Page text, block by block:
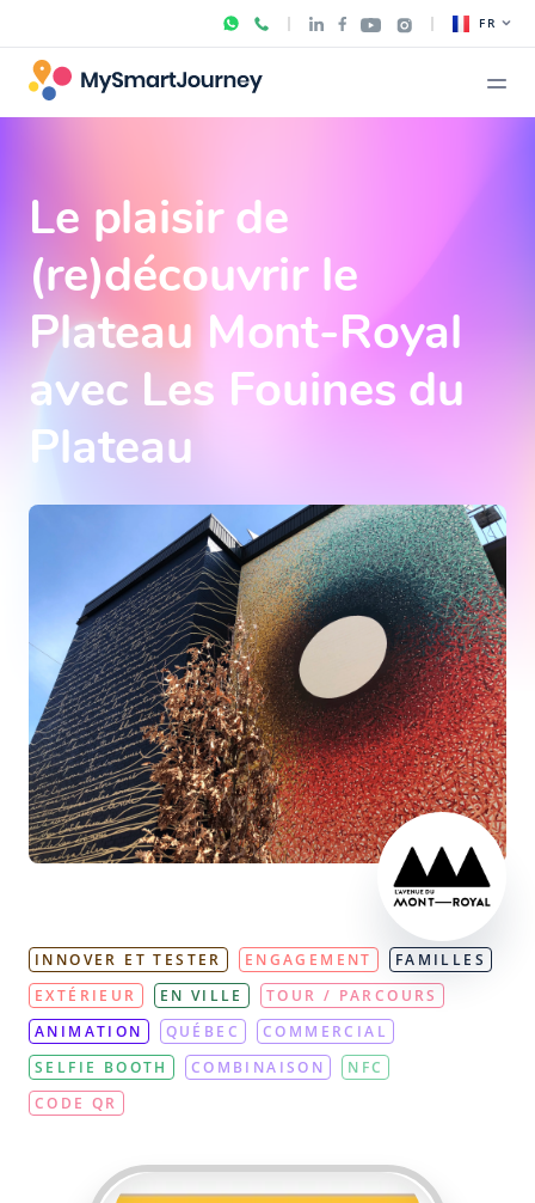
FR
Le plaisir de
(re)découvrir le
Plateau Mont-Royal
avec Les Fouines du
Plateau
INNOVER ET TESTER ENGAGEMENT
FAMILLES
EXTÉRIEUR
EN VILLE
TOUR / PARCOURS
ANIMATION
QUÉBEC
COMMERCIAL
SELFIE BOOTH
COMBINAISON
NFC
CODE QR